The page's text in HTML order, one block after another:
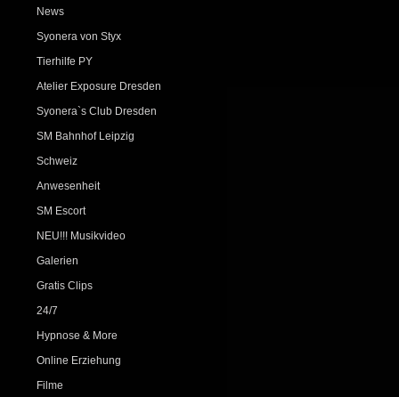
News
Syonera von Styx
Tierhilfe PY
Atelier Exposure Dresden
Syonera`s Club Dresden
SM Bahnhof Leipzig
Schweiz
Anwesenheit
SM Escort
NEU!!! Musikvideo
Galerien
Gratis Clips
24/7
Hypnose & More
Online Erziehung
Filme